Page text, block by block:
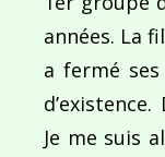
années. La
a fermé
Je me suis